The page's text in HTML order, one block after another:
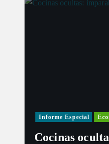
Informe Especial
Cocinas